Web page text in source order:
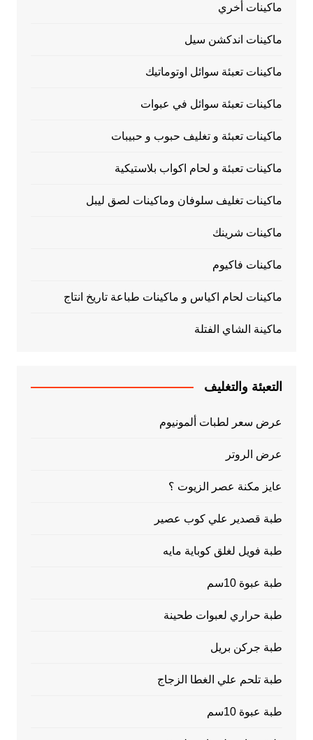
ماكينات أخري
ماكينات اندكشن سيل
ماكينات تعبئة سوائل اوتوماتيك
ماكينات تعبئة سوائل في عبوات
ماكينات تعبئة و تغليف حبوب و حبيبات
ماكينات تعبئة و لحام اكواب بلاستيكية
ماكينات تغليف سلوفان وماكينات لصق ليبل
ماكينات شرينك
ماكينات فاكيوم
ماكينات لحام اكياس و ماكينات طباعة تاريخ انتاج
ماكينة الشاي الفتلة
التعبئة والتغليف
عرض سعر لطبات ألمونيوم
عرض الروتر
عايز مكنة عصر الزيوت ؟
طبة قصدير علي كوب عصير
طبة فويل لغلق كوباية مايه
طبة عبوة 10سم
طبة حراري لعبوات طحينة
طبة جركن بريل
طبة تلحم علي الغطا الزجاج
طبة عبوة 10سم